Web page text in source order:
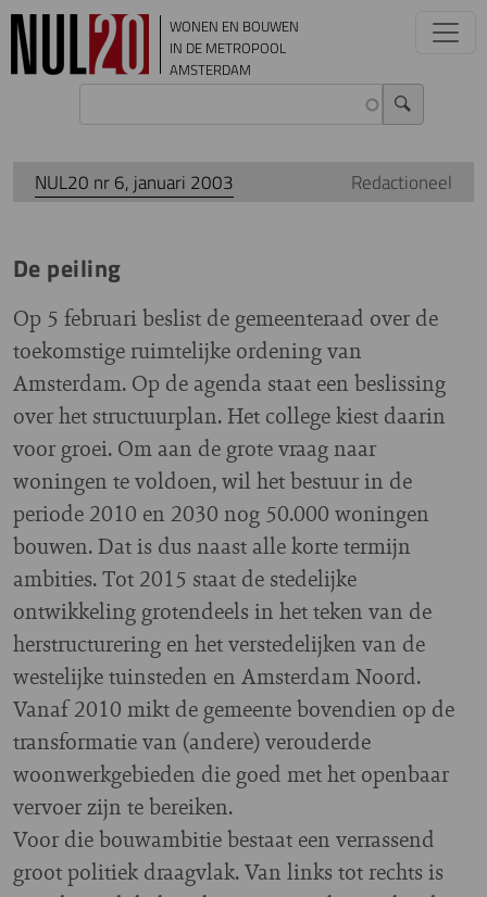
Overslaan en naar de inhoud gaan
WONEN EN BOUWEN
IN DE METROPOOL
AMSTERDAM
NUL20 nr 6, januari 2003 Redactioneel
De peiling
Op 5 februari beslist de gemeenteraad over de
toekomstige ruimtelijke ordening van
Amsterdam. Op de agenda staat een beslissing
over het structuurplan. Het college kiest daarin
voor groei. Om aan de grote vraag naar
woningen te voldoen, wil het bestuur in de
periode 2010 en 2030 nog 50.000 woningen
bouwen. Dat is dus naast alle korte termijn
ambities. Tot 2015 staat de stedelijke
ontwikkeling grotendeels in het teken van de
herstructurering en het verstedelijken van de
westelijke tuinsteden en Amsterdam Noord.
Vanaf 2010 mikt de gemeente bovendien op de
transformatie van (andere) verouderde
woonwerkgebieden die goed met het openbaar
vervoer zijn te bereiken.
Voor die bouwambitie bestaat een verrassend
groot politiek draagvlak. Van links tot rechts is